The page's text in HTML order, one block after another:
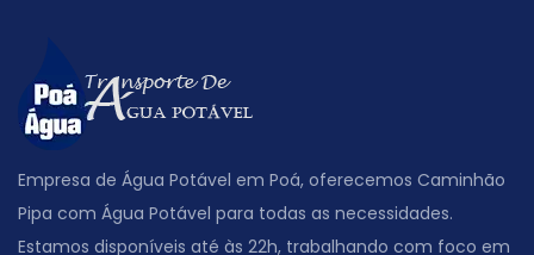
Empresa de Água Potável em Poá, oferecemos Caminhão
Pipa com Água Potável para todas as necessidades.
Estamos disponíveis até às 22h, trabalhando com foco em